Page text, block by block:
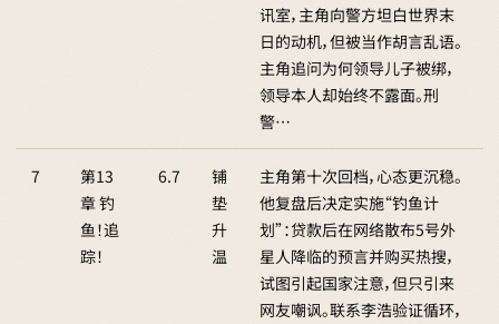
讯室，主角向警方坦白世界末
日的动机，但被当作胡言乱语。
主角追问为何领导儿子被绑，
领导本人却始终不露面。刑
警…
7
第13
章 钓
鱼！追
踪！
6.7
铺
垫
升
温
主角第十次回档，心态更沉稳。
他复盘后决定实施“钓鱼计
划”：贷款后在网络散布5号外
星人降临的预言并购买热搜，
试图引起国家注意，但只引来
网友嘲讽。联系李浩验证循环，